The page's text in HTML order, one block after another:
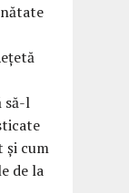
să-l
și cum
de la